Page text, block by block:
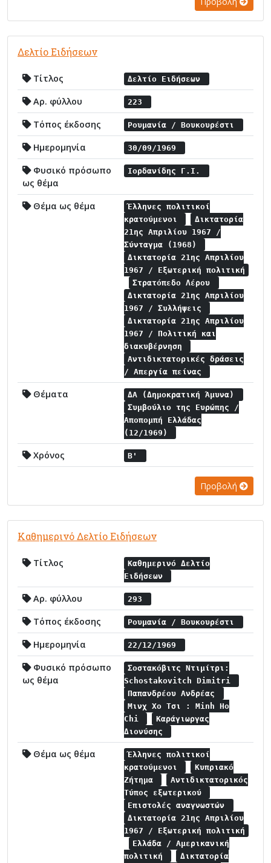
Δελτίο Ειδήσεων
Τίτλος Δελτίο Ειδήσεων
Αρ. φύλλου 223
Τόπος έκδοσης Ρουμανία / Βουκουρέστι
Ημερομηνία 30/09/1969
Φυσικό πρόσωπο
ως θέμα
Ιορδανίδης Γ.Ι.
Θέμα ως θέμα
Έλληνες πολιτικοί
κρατούμενοι
Δικτατορία
21ης Απριλίου 1967 /
Σύνταγμα (1968)
Δικτατορία 21ης Απριλίου
1967 / Εξωτερική πολιτική
Στρατόπεδο Λέρου
Δικτατορία 21ης Απριλίου
1967 / Συλλήψεις
Δικτατορία 21ης Απριλίου
1967 / Πολιτική και
διακυβέρνηση
Αντιδικτατορικές δράσεις
/ Απεργία πείνας
Θέματα
ΔΑ (Δημοκρατική Άμυνα)
Συμβούλιο της Ευρώπης /
Αποπομπή Ελλάδας
(12/1969)
Χρόνος Β'
Προβολή
Καθημερινό Δελτίο Ειδήσεων
Τίτλος
Καθημερινό Δελτίο
Ειδήσεων
Αρ. φύλλου 293
Τόπος έκδοσης Ρουμανία / Βουκουρέστι
Ημερομηνία 22/12/1969
Φυσικό πρόσωπο
ως θέμα
Σοστακόβιτς Ντιμίτρι:
Schostakovitch Dimitri
Παπανδρέου Ανδρέας
Μινχ Χο Τσι : Minh Ho
Chi
Καράγιωργας
Διονύσης
Θέμα ως θέμα
Έλληνες πολιτικοί
κρατούμενοι
Κυπριακό
Ζήτημα
Αντιδικτατορικός
Τύπος εξωτερικού
Επιστολές αναγνωστών
Δικτατορία 21ης Απριλίου
1967 / Εξωτερική πολιτική
Ελλάδα / Αμερικανική
πολιτική
Δικτατορία